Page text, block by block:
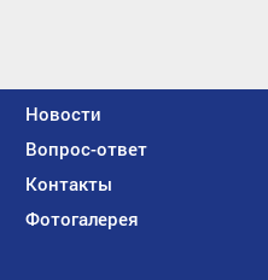
Новости
Вопрос-ответ
Контакты
Фотогалерея